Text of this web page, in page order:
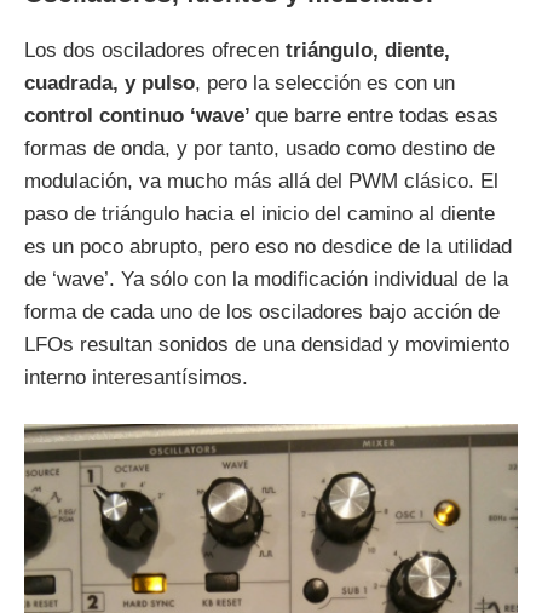
Los dos osciladores ofrecen triángulo, diente,
cuadrada, y pulso, pero la selección es con un
control continuo ‘wave’ que barre entre todas esas
formas de onda, y por tanto, usado como destino de
modulación, va mucho más allá del PWM clásico. El
paso de triángulo hacia el inicio del camino al diente
es un poco abrupto, pero eso no desdice de la utilidad
de ‘wave’. Ya sólo con la modificación individual de la
forma de cada uno de los osciladores bajo acción de
LFOs resultan sonidos de una densidad y movimiento
interno interesantísimos.